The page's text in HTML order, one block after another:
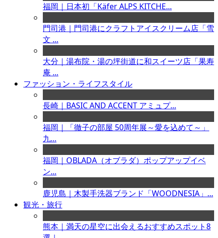
福岡｜日本初「Käfer ALPS KITCHE...
門司港｜門司港にクラフトアイスクリーム店「雪
文 ...
大分｜湯布院・湯の坪街道に和スイーツ店「果寿
庵 ...
ファッション・ライフスタイル
長崎｜BASIC AND ACCENT アミュプ...
福岡｜「徹子の部屋 50周年展～愛を込めて～」
九...
福岡｜OBLADA（オブラダ）ポップアップイベ
ン...
鹿児島｜木製手洗器ブランド「WOODNESIA」...
観光・旅行
熊本｜満天の星空に出会えるおすすめスポット8